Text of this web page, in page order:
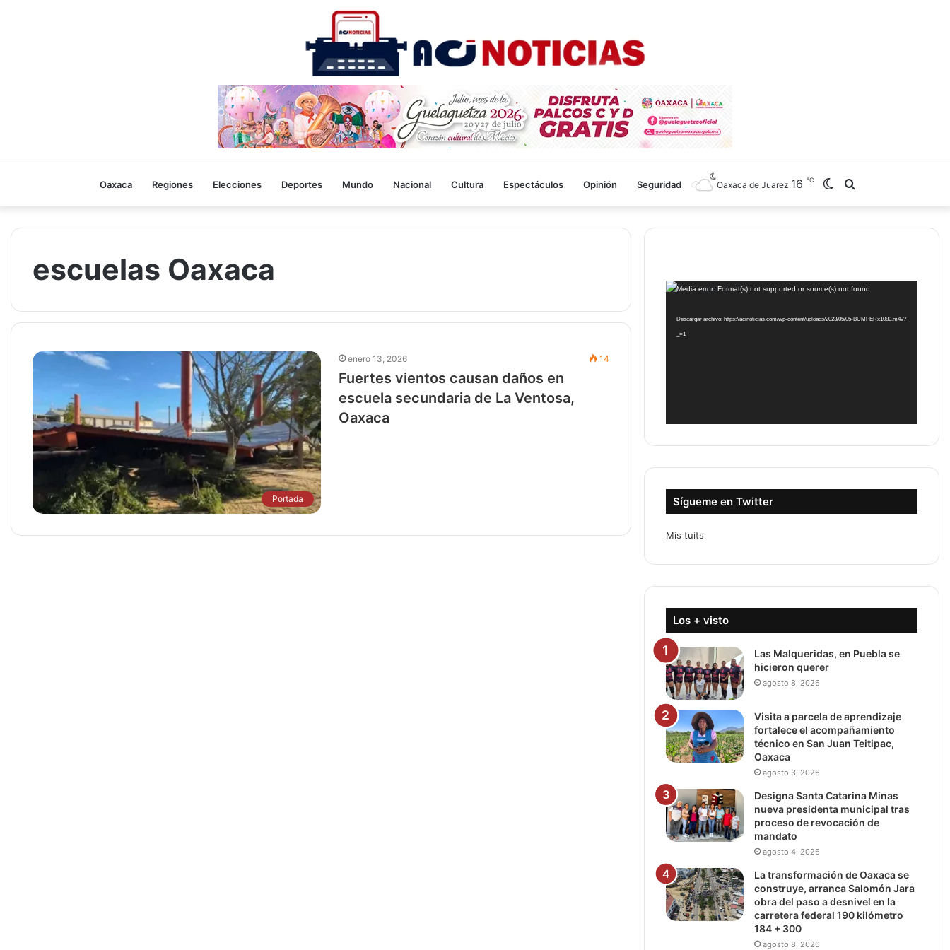
Oaxaca Regiones Elecciones Deportes Mundo Nacional Cultura Espectáculos Opinión Seguridad
for
Switch
skin
Oaxaca de Juarez 16 ℃
escuelas Oaxaca
Portada
enero 13, 2026 14
Fuertes vientos causan daños en
escuela secundaria de La Ventosa,
Oaxaca
Reproductor
vídeo
Media error: Format(s) not supported or source(s) not found
Descargar archivo: https://acinoticias.com/wp-content/uploads/2023/05/05-BUMPERx1080.m4v?
_=1
Sígueme en Twitter
Mis tuits
Los + visto
Las Malqueridas, en Puebla se
hicieron querer
agosto 8, 2026
Visita a parcela de aprendizaje
fortalece el acompañamiento
técnico en San Juan Teitipac,
Oaxaca
agosto 3, 2026
Designa Santa Catarina Minas
nueva presidenta municipal tras
proceso de revocación de
mandato
agosto 4, 2026
La transformación de Oaxaca se
construye, arranca Salomón Jara
obra del paso a desnivel en la
carretera federal 190 kilómetro
184 + 300
agosto 8, 2026